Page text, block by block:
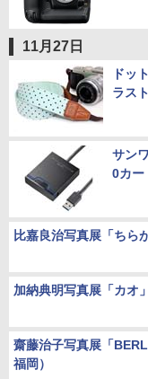
11月27日
ドッ
ラス
サン
0カー
比嘉良治写真展「ちら
加納典明写真展「カオ
齋藤治子写真展「
福岡）